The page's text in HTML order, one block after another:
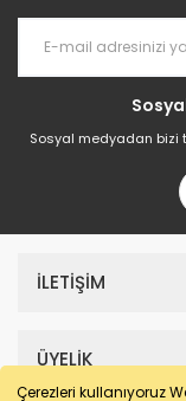
Çerezleri kullanıyoruz
Sosyal medyadan bizi
İLETİŞİM
ÜYELİK